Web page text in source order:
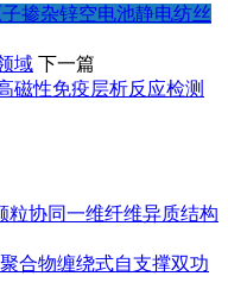
掺杂锌空电池静电纺丝
域 下一篇
磁性免疫层析反应检测
粒协同一维纤维异质结构
合物缠绕式自支撑双功